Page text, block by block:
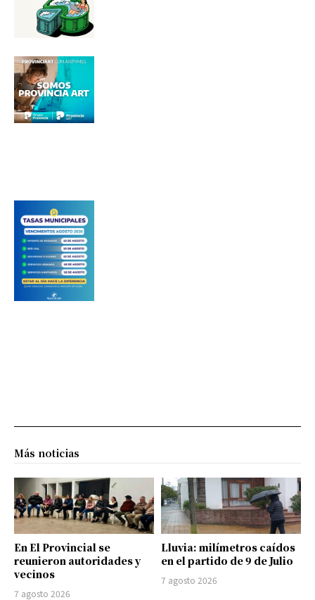
Más noticias
En El Provincial se
reunieron autoridades y
vecinos
7 agosto 2026
Lluvia: milímetros caídos
en el partido de 9 de Julio
7 agosto 2026